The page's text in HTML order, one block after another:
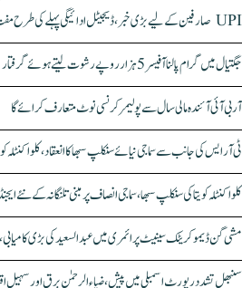
UPI صارفین کے لیے بڑی خبر، ڈیجیٹل ادائیگی پہلے کی طرح مفت رہے گی
جگتیال میں گرام پالنا آفیسر 5 ہزار روپے رشوت لیتے ہوئے گرفتار
آر بی آئی آئندہ مالی سال سے پولیمر کرنسی نوٹ متعارف کرائے گا
ٹی آر ایس کی جانب سے سماجی نیائے سنکلپ سبھا کا انعقاد، کلواکنٹلہ
کلواکنٹلہ کویتا کی سنکلپ سبھا، سماجی انصاف پر مبنی تلنگانہ کے نئے
مشی گن ڈیموکریٹک سینیٹ پرائمری میں عبدالسعید کی بڑی
سنبھل تشدد رپورٹ اسمبلی میں پیش، ضیاء الرحمٰن برق اور سہیل